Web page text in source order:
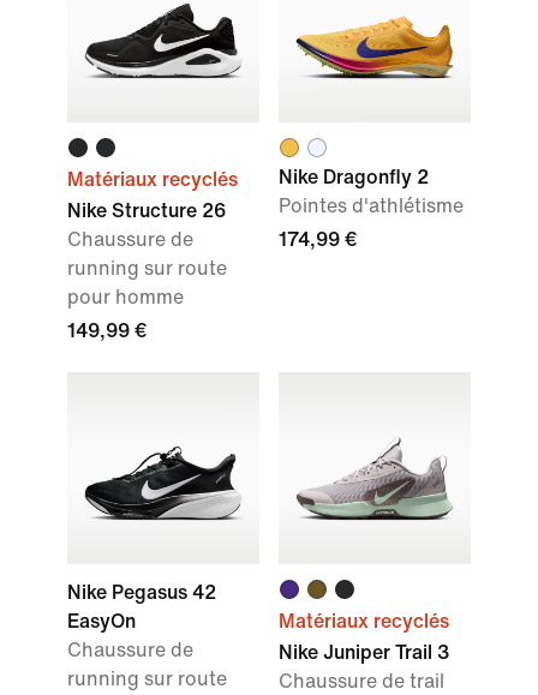
Matériaux recyclés
Nike Structure 26
Chaussure de
running sur route
pour homme
149,99 €
Nike Dragonfly 2
Pointes d'athlétisme
174,99 €
Nike Pegasus 42
EasyOn
Chaussure de
running sur route
Matériaux recyclés
Nike Juniper Trail 3
Chaussure de trail